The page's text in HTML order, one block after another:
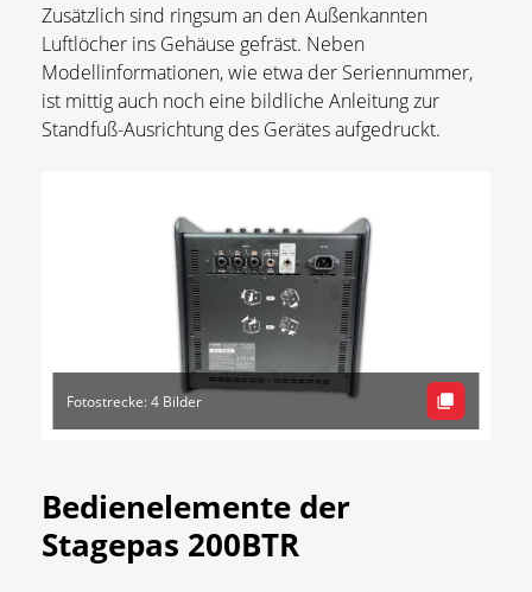
Zusätzlich sind ringsum an den Außenkannten
Luftlöcher ins Gehäuse gefräst. Neben
Modellinformationen, wie etwa der Seriennummer,
ist mittig auch noch eine bildliche Anleitung zur
Standfuß-Ausrichtung des Gerätes aufgedruckt.
Fotostrecke: 4 Bilder
Bedienelemente der
Stagepas 200BTR